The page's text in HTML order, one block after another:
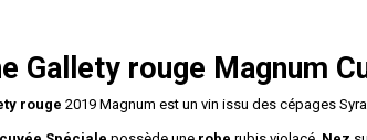
Gallety rouge Magnum
rouge 2019 Magnum est un vin issu des cépages